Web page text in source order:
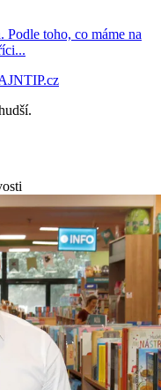
toho, co máme na